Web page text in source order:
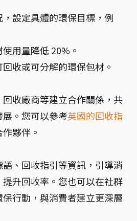
設定具體的環保目標，例
用量降低 20%。
收或可分解的環保包材。
收廠商等建立合作關係，共
。您可以參考英國的回收指
夥伴。
、回收指引等資訊，引導消
升回收率。您也可以在社群
行動，與消費者建立更深層